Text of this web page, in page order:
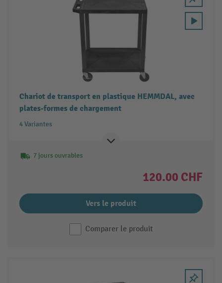
Chariot de transport en plastique HEMMDAL, avec
plates-formes de chargement
4 Variantes
7 jours ouvrables
120.00 CHF
Vers le produit
Comparer le produit